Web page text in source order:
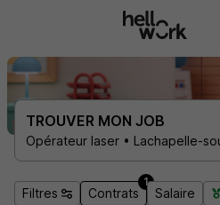
TROUVER MON JOB
Filtres Contrats
1
Salaire